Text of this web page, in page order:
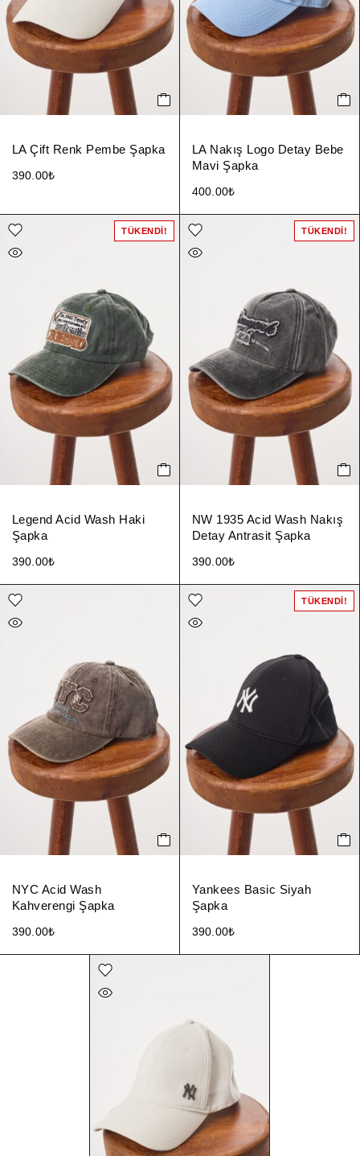
LA Çift Renk Pembe Şapka
390.00₺
LA Nakış Logo Detay Bebe
Mavi Şapka
400.00₺
TÜKENDI!
Legend Acid Wash Haki
Şapka
390.00₺
TÜKENDI!
NW 1935 Acid Wash Nakış
Detay Antrasit Şapka
390.00₺
NYC Acid Wash
Kahverengi Şapka
390.00₺
TÜKENDI!
Yankees Basic Siyah
Şapka
390.00₺